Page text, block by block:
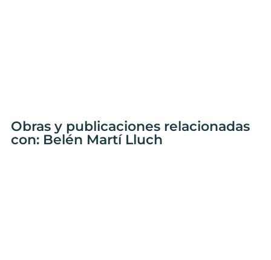
Obras y publicaciones relacionadas
con: Belén Martí Lluch